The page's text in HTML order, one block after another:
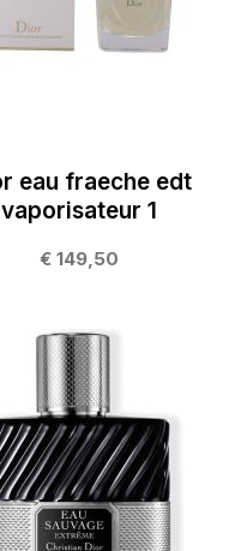
eau fraeche edt
vaporisateur 1
€ 149,50